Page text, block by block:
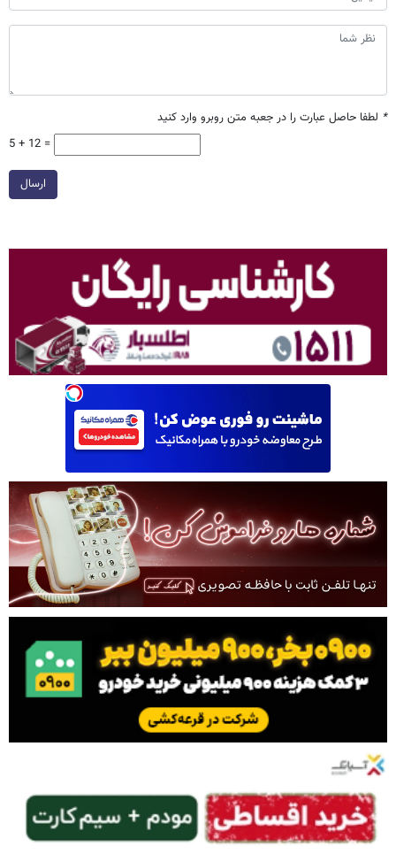
* لطفا حاصل عبارت را در جعبه متن روبرو وارد کنید
5 + 12 =
ارسال